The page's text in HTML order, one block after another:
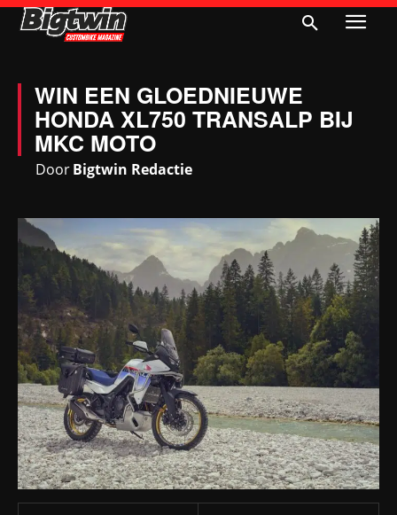
WIN EEN GLOEDNIEUWE
HONDA XL750 TRANSALP BIJ
MKC MOTO
DoorBigtwin Redactie